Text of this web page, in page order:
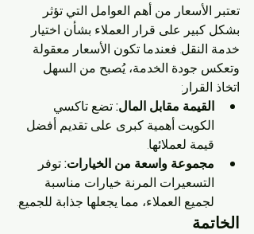
تعتبر الأسعار من أهم العوامل التي تؤثر
بشكل كبير على قرار العملاء بشأن اختيار
خدمة النقل. فعندما تكون الأسعار معقولة
وتعكس جودة الخدمة، يُصبح من السهل
اتخاذ القرار:
القيمة مقابل المال: تضع تاكسي
الكويت أهمية كبرى على تقديم أفضل
قيمة لعملائها.
مجموعة واسعة من الخيارات: توفر
التسعيرات المرنة خيارات مناسبة
لجميع العملاء، مما يجعلها جذابة للجميع.
الخاتمة